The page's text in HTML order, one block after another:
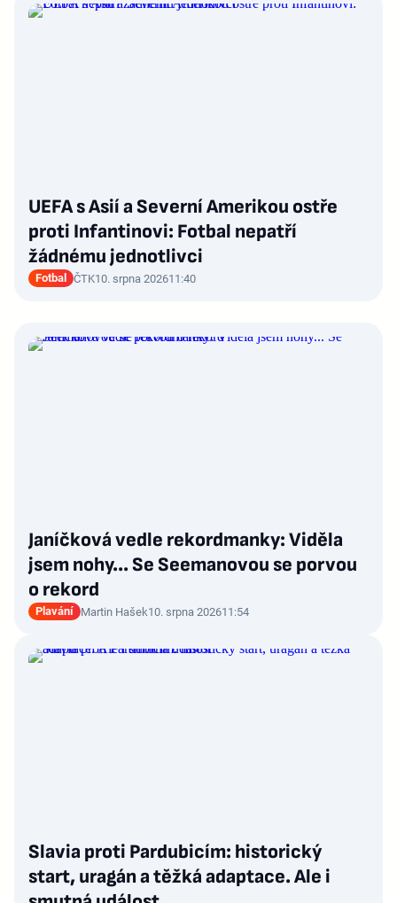
UEFA s Asií a Severní Amerikou ostře
proti Infantinovi: Fotbal nepatří
žádnému jednotlivci
Fotbal ČTK10. srpna 202611:40
Janíčková vedle rekordmanky: Viděla
jsem nohy... Se Seemanovou se porvou
o rekord
Plavání Martin Hašek10. srpna 202611:54
Slavia proti Pardubicím: historický
start, uragán a těžká adaptace. Ale i